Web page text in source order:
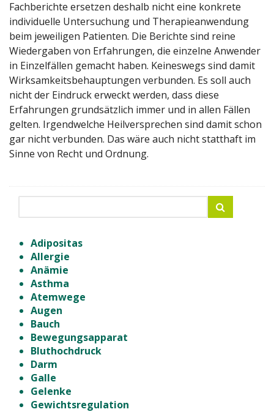
Fachberichte ersetzen deshalb nicht eine konkrete
individuelle Untersuchung und Therapieanwendung
beim jeweiligen Patienten. Die Berichte sind reine
Wiedergaben von Erfahrungen, die einzelne Anwender
in Einzelfällen gemacht haben. Keineswegs sind damit
Wirksamkeitsbehauptungen verbunden. Es soll auch
nicht der Eindruck erweckt werden, dass diese
Erfahrungen grundsätzlich immer und in allen Fällen
gelten. Irgendwelche Heilversprechen sind damit schon
gar nicht verbunden. Das wäre auch nicht statthaft im
Sinne von Recht und Ordnung.
Adipositas
Allergie
Anämie
Asthma
Atemwege
Augen
Bauch
Bewegungsapparat
Bluthochdruck
Darm
Galle
Gelenke
Gewichtsregulation